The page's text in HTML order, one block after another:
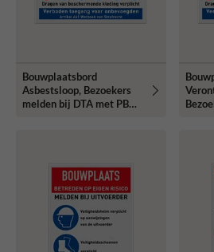
Bouwplaatsbord
Asbestsloop, Bezoekers
melden bij DTA met PBM